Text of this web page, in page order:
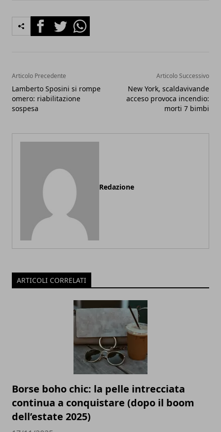
FacebookTwitterWhatsapp
Articolo Precedente
Lamberto Sposini si rompe
omero: riabilitazione
sospesa
Articolo Successivo
New York, scaldavivande
acceso provoca incendio:
morti 7 bimbi
Redazione
ARTICOLI CORRELATI
Borse boho chic: la pelle intrecciata
continua a conquistare (dopo il boom
dell’estate 2025)